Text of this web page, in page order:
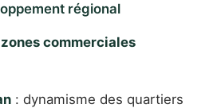
régional
commerciales
: dynamisme des quartiers